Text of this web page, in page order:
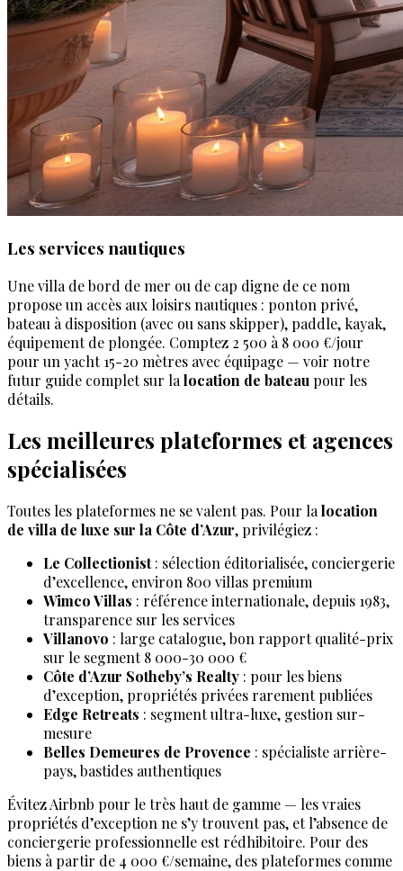
Les services nautiques
Une villa de bord de mer ou de cap digne de ce nom
propose un accès aux loisirs nautiques : ponton privé,
bateau à disposition (avec ou sans skipper), paddle, kayak,
équipement de plongée. Comptez 2 500 à 8 000 €/jour
pour un yacht 15-20 mètres avec équipage — voir notre
futur guide complet sur la location de bateau pour les
détails.
Les meilleures plateformes et agences
spécialisées
Toutes les plateformes ne se valent pas. Pour lalocation
de villa de luxe sur la Côte d’Azur, privilégiez :
Le Collectionist: sélection éditorialisée, conciergerie
d’excellence, environ 800 villas premium
Wimco Villas : référence internationale, depuis 1983,
transparence sur les services
Villanovo : large catalogue, bon rapport qualité-prix
sur le segment 8 000-30 000 €
Côte d’Azur Sotheby’s Realty : pour les biens
d’exception, propriétés privées rarement publiées
Edge Retreats : segment ultra-luxe, gestion sur-
mesure
Belles Demeures de Provence : spécialiste arrière-
pays, bastides authentiques
Évitez Airbnb pour le très haut de gamme — les vraies
propriétés d’exception ne s’y trouvent pas, et l’absence de
conciergerie professionnelle est rédhibitoire. Pour des
biens à partir de 4 000 €/semaine, des plateformes comme